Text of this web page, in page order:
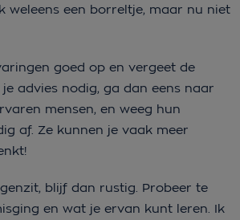
weleens een borreltje, maar nu niet
goed op en vergeet de
advies nodig, ga dan eens naar
mensen, en weeg hun
af. Ze kunnen je vaak meer
blijf dan rustig. Probeer te
en wat je ervan kunt leren. Ik